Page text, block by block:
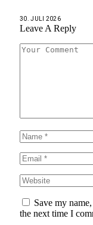
30. JULI 2026
Leave A Reply
Save my
the next time I